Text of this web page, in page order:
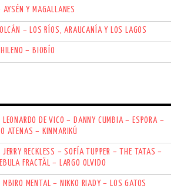
Y MAGALLANES
– LOS RÍOS, ARAUCANÍA Y LOS LAGOS
– BIOBÍO
DE VICO – DANNY CUMBIA – ESPORA –
ATENAS – KINMARIKÚ
RECKLESS – SOFÍA TUPPER – THE TATAS –
FRACTÄL – LARGO OLVIDO
MENTAL – NIKKO RIADY – LOS GATOS